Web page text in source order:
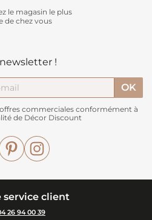
le magasin le plus
de chez vous
!
commerciales conformément à
de Décor Discount
YouTubePinterest
service client
26 94 00 39